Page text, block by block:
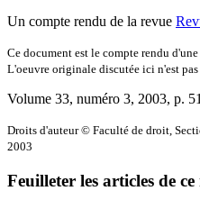
Un compte rendu de la revue
Ce document est le compte rendu
L'oeuvre originale discutée ici n'est
Volume 33, numéro 3, 2003, p.
Droits d'auteur © Faculté de droit,
2003
Feuilleter les articles de